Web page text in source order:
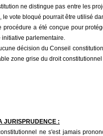
ne distingue pas entre les
le vote bloqué pourrait être utilisé
procédure a été conçue pour
parlementaire.
décision du Conseil
zone grise du droit constitutionnel
JURISPRUDENCE :
ne s'est jamais